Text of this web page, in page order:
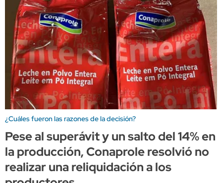
¿Cuáles fueron las razones de la decisión?
Pese al superávit y un salto del 14% en
la producción, Conaprole resolvió no
realizar una reliquidación a los